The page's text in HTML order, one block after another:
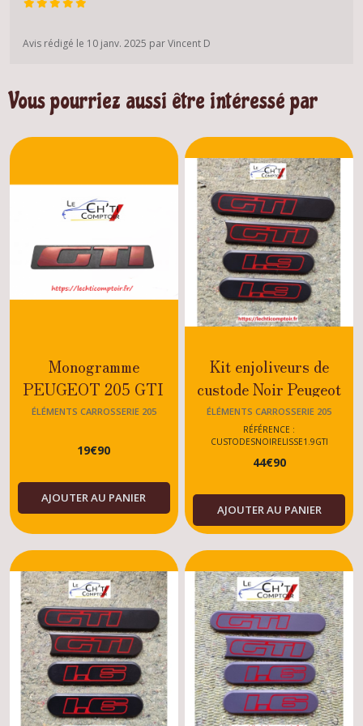
Avis rédigé le 10 janv. 2025 par Vincent D
Vous pourriez aussi être intéressé par
Monogramme
PEUGEOT 205 GTI
ÉLÉMENTS CARROSSERIE 205
19€90
AJOUTER AU PANIER
Kit enjoliveurs de
custode Noir Peugeot
205 GTI 1.9
ÉLÉMENTS CARROSSERIE 205
RÉFÉRENCE :
CUSTODESNOIRELISSE1.9GTI
44€90
AJOUTER AU PANIER